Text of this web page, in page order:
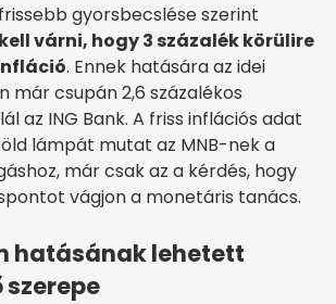
gyorsbecslése szerint
várni, hogy 3 százalék körülire
. Ennek hatására az idei
már csupán 2,6 százalékos
az ING Bank. A friss inflációs adat
lámpát mutat az MNB-nek a
már csak az a kérdés, hogy
vágjon a monetáris tanács.
hatásának lehetett